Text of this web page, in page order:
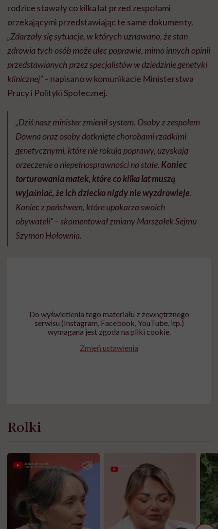
rodzice stawały co kilka lat przed zespołami
orzekającymi przedstawiając te same dokumenty.
„Zdarzały się sytuacje, w których uznawano, że stan
zdrowia tych osób może ulec poprawie, mimo innych opinii
przedstawianych przez specjalistów w dziedzinie genetyki
klinicznej”– napisano w komunikacie Ministerstwa
Pracy i Polityki Społecznej.
„Dziś nasz minister zmienił system. Osoby z zespołem
Downa oraz osoby dotknięte chorobami rzadkimi
genetycznymi, które nie rokują poprawy, uzyskają
orzeczenie o niepełnosprawności na stałe. Koniec
torturowania matek, które co kilka lat muszą
wyjaśniać, że ich dziecko nigdy nie wyzdrowieje.
Koniec z państwem, które upokarza swoich
obywateli” – skomentował zmiany Marszałek Sejmu
Szymon Hołownia.
Do wyświetlenia tego materiału z zewnętrznego
serwisu (Instagram, Facebook, YouTube, itp.)
wymagana jest zgoda na pliki cookie.
Zmień ustawienia
Rolki